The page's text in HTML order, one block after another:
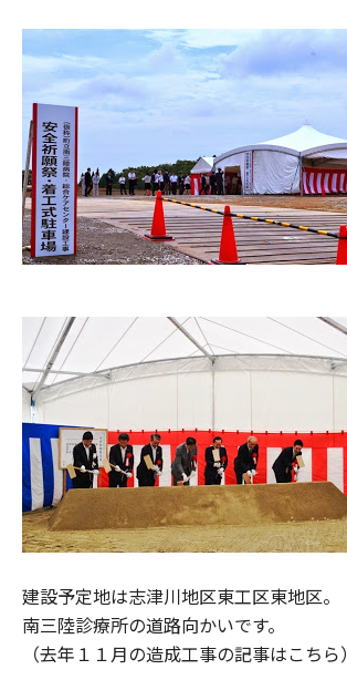
建設予定地は志津川地区東工区東地区。
南三陸診療所の道路向かいです。
（去年１１月の造成工事の記事はこちら）